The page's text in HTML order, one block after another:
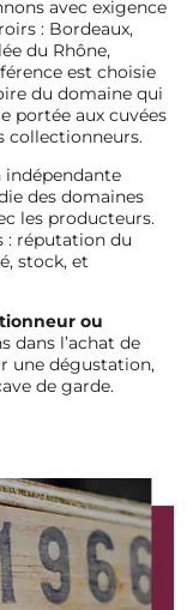
avec exigence
: Bordeaux,
du Rhône,
est choisie
du domaine qui
portée aux cuvées
collectionneurs.
indépendante
des domaines
les producteurs.
: réputation du
stock, et
ou
dans l’achat de
une dégustation,
de garde.